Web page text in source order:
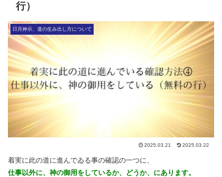
行）
日月神示、道の生み出し方について
2025.03.21 2025.03.22
着実に此の道に進んでゐる事の確認の一つに、
仕事以外に、神の御用をしているか、どうか、にあります。